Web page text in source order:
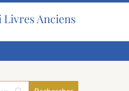
Livres Anciens